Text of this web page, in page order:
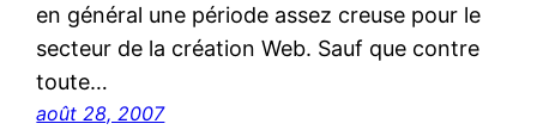
en général une période assez creuse pour le
secteur de la création Web. Sauf que contre
toute…
août 28, 2007